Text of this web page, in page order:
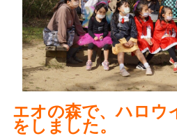
エオの森で、ハロウ
をしました。